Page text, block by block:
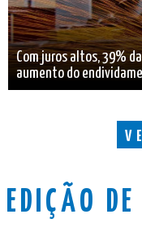
Com juros altos, 39%
aumento do
EDIÇÃO